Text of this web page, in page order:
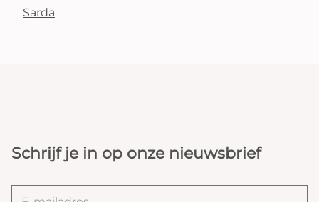
Sarda
Schrijf je in op onze nieuwsbrief